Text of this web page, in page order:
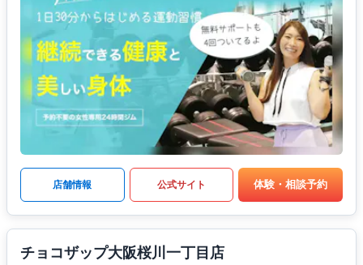
店舗情報 公式サイト 体験・相談予約
チョコザップ大阪桜川一丁目店